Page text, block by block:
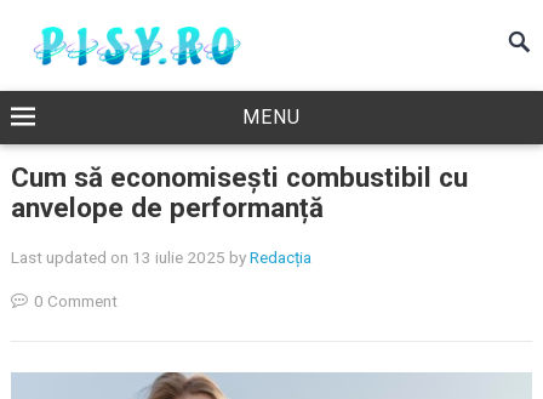
MENU
Cum să economisești combustibil cu
anvelope de performanță
Last updated on 13 iulie 2025 byRedacția
0 Comment